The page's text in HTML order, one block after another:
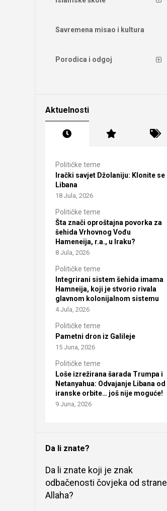
Savremena misao i kultura
Porodica i odgoj
Aktuelnosti
Političke teme
Irački savjet Džolaniju: Klonite se
Libana
18 Jula, 2026
Političke teme
Šta znači oproštajna povorka za
šehida Vrhovnog Vođu
Hameneija, r.a., u Iraku?
8 Jula, 2026
Političke teme
Integrirani sistem šehida imama
Hamneija, koji je stvorio rivala
glavnom kolonijalnom sistemu
4 Jula, 2026
Političke teme
Pametni dron iz Galileje
15 Juna, 2026
Političke teme
Loše izrežirana šarada Trumpa i
Netanyahua: Odvajanje Libana od
iranske orbite… još nije moguće!
9 Juna, 2026
Da li znate?
Da li znate koji je znak
odbačenosti čovjeka od strane
Allaha?